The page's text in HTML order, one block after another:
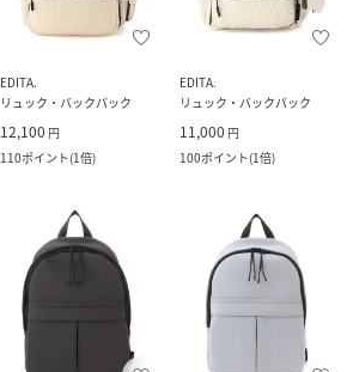
EDITA.
リュック・バックパック
12,100 円
110ポイント(1倍)
EDITA.
リュック・バックパック
11,000 円
100ポイント(1倍)